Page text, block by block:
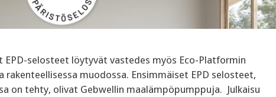
EPD-selosteet löytyvät vastedes myös Eco-Platformin
muodossa. Ensimmäiset EPD selosteet,
on tehty, olivat Gebwellin maalämpöpumppuja. Julkaisu